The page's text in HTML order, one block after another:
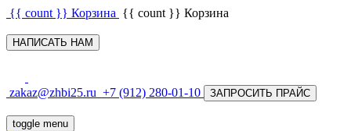
{{ count }} Корзина {{ count }} Корзина
НАПИСАТЬ НАМ
zakaz@zhbi25.ru +7 (912) 280-01-10 ЗАПРОСИТЬ ПРАЙС
toggle menu